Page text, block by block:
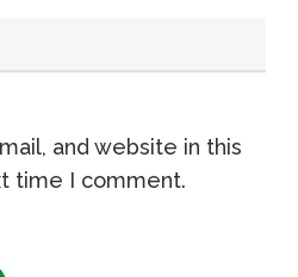
and website in this
time I comment.